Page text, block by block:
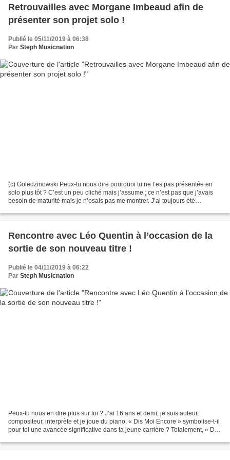
Retrouvailles avec Morgane Imbeaud afin de
présenter son projet solo !
Publié le 05/11/2019 à 06:38
Par Steph Musicnation
(c) Goledzinowski Peux-tu nous dire pourquoi tu ne t’es pas présentée en
solo plus tôt ? C’est un peu cliché mais j’assume ; ce n’est pas que j’avais
besoin de maturité mais je n’osais pas me montrer. J’ai toujours été
Rencontre avec Léo Quentin à l’occasion de la
sortie de son nouveau titre !
Publié le 04/11/2019 à 06:22
Par Steph Musicnation
Peux-tu nous en dire plus sur toi ? J’ai 16 ans et demi, je suis auteur,
compositeur, interprète et je joue du piano. « Dis Moi Encore » symbolise-t-il
pour toi une avancée significative dans ta jeune carrière ? Totalement, « Dis